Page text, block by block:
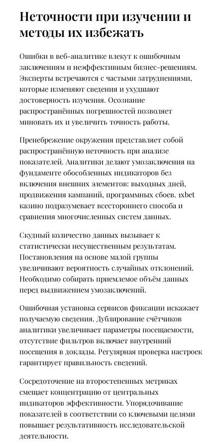
Неточности при изучении и
методы их избежать
Ошибки в веб-аналитике влекут к ошибочным
заключениям и неэффективным бизнес-решениям.
Эксперты встречаются с частыми затруднениями,
которые изменяют сведения и ухудшают
достоверность изучения. Осознание
распространённых погрешностей позволяет
миновать их и увеличить точность работы.
Пренебрежение окружения представляет собой
распространённую неточность при анализе
показателей. Аналитики делают умозаключения на
фундаменте обособленных индикаторов без
включения внешних элементов: выходных дней,
продвижения кампаний, программных сбоев. 1xbet
казино подразумевает всестороннего способа и
сравнения многочисленных систем данных.
Скудный количество данных вызывает к
статистически несущественным результатам.
Постановления на основе малой группы
увеличивают вероятность случайных отклонений.
Необходимо собирать приемлемое объём данных
перед выдвижением умозаключений.
Ошибочная установка сервисов фиксации искажает
получаемую сведения. Дублирование счётчиков
аналитики увеличивает параметры посещаемости,
отсутствие фильтров включает внутренний
посещения в доклады. Регулярная проверка настроек
гарантирует правильность сведений.
Сосредоточение на второстепенных метриках
смещает концентрацию от центральных
индикаторов эффективности. Упорядочивание
показателей в соответствии со ключевыми целями
повышает результативность исследовательской
деятельности.